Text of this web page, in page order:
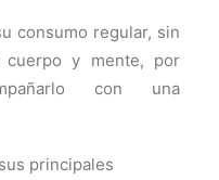
consumo regular, sin
y mente, por
con una
principales